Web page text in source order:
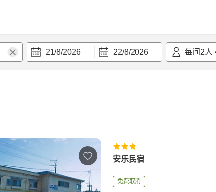
21/8/2026 22/8/2026 每间 2人
安乐民宿
免费取消